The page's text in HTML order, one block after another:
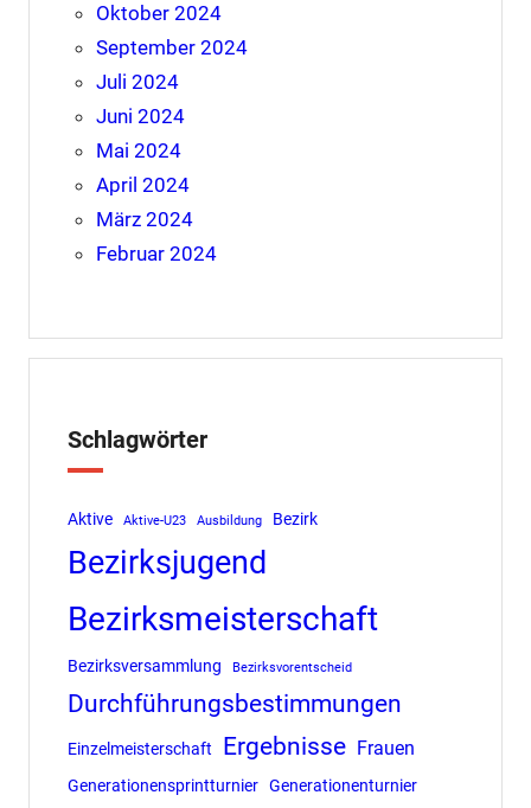
Oktober 2024
September 2024
Juli 2024
Juni 2024
Mai 2024
April 2024
März 2024
Februar 2024
Schlagwörter
Aktive Aktive-U23 Ausbildung Bezirk
Bezirksjugend
Bezirksmeisterschaft
Bezirksversammlung Bezirksvorentscheid
Durchführungsbestimmungen
Einzelmeisterschaft Ergebnisse Frauen
Generationensprintturnier Generationenturnier